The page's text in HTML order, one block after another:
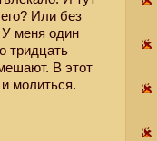
Или без
У меня один
тридцать
В этот
молиться.